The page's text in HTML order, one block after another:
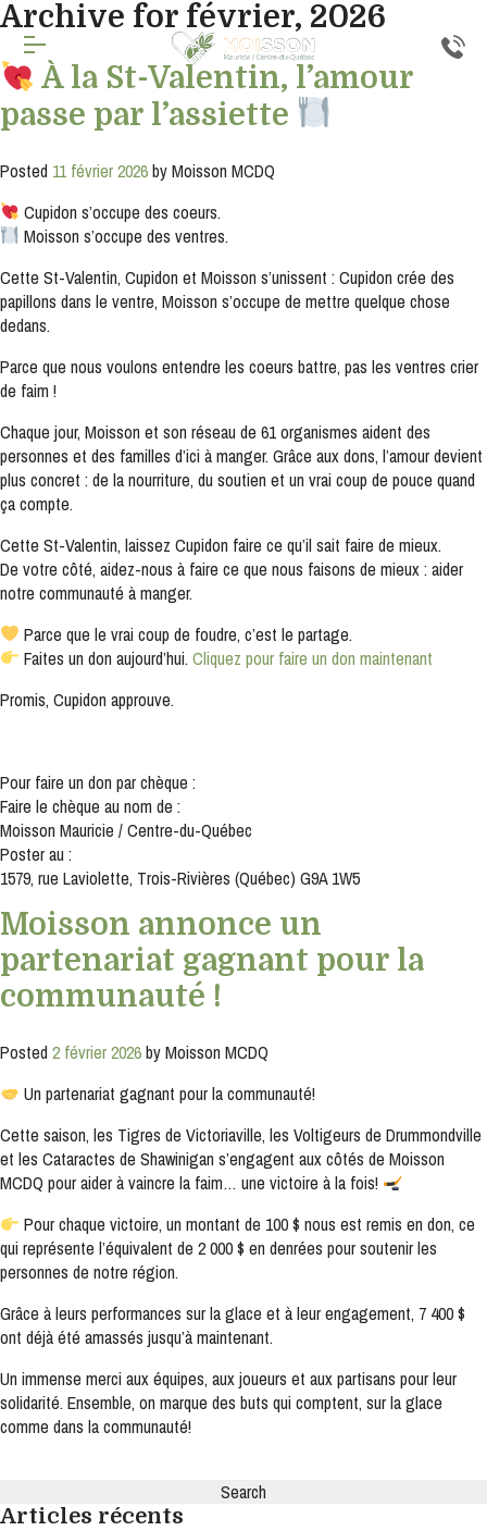
Archive for février, 2026
À la St-Valentin, l’amour
passe par l’assiette
Posted 11 février 2026byMoisson MCDQ
Cupidon s’occupe des coeurs.
Moisson s’occupe des ventres.
Cette St-Valentin, Cupidon et Moisson s’unissent : Cupidon crée des
papillons dans le ventre, Moisson s’occupe de mettre quelque chose
dedans.
Parce que nous voulons entendre les coeurs battre, pas les ventres crier
de faim !
Chaque jour, Moisson et son réseau de 61 organismes aident des
personnes et des familles d’ici à manger. Grâce aux dons, l’amour devient
plus concret : de la nourriture, du soutien et un vrai coup de pouce quand
ça compte.
Cette St-Valentin, laissez Cupidon faire ce qu’il sait faire de mieux.
De votre côté, aidez-nous à faire ce que nous faisons de mieux : aider
notre communauté à manger.
Parce que le vrai coup de foudre, c’est le partage.
Faites un don aujourd’hui.Cliquez pour faire un don maintenant
Promis, Cupidon approuve.
Pour faire un don par chèque :
Faire le chèque au nom de :
Moisson Mauricie / Centre-du-Québec
Poster au :
1579, rue Laviolette, Trois-Rivières (Québec) G9A 1W5
Moisson annonce un
partenariat gagnant pour la
communauté !
Posted 2 février 2026byMoisson MCDQ
Un partenariat gagnant pour la communauté!
Cette saison, les Tigres de Victoriaville, les Voltigeurs de Drummondville
et les Cataractes de Shawinigan s’engagent aux côtés de Moisson
MCDQ pour aider à vaincre la faim… une victoire à la fois!
Pour chaque victoire, un montant de 100 $ nous est remis en don, ce
qui représente l’équivalent de 2 000 $ en denrées pour soutenir les
personnes de notre région.
Grâce à leurs performances sur la glace et à leur engagement, 7 400 $
ont déjà été amassés jusqu’à maintenant.
Un immense merci aux équipes, aux joueurs et aux partisans pour leur
solidarité. Ensemble, on marque des buts qui comptent, sur la glace
comme dans la communauté!
Articles récents
Inscription
infolettre
vous
notre
infolettre
rester
à
de
nouveautés.
Courriel
*
S'INSCRIRE